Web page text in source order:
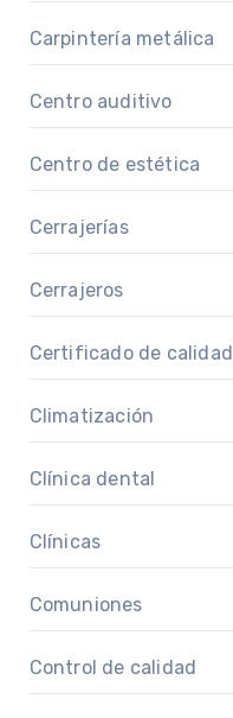
Carpintería metálica
Centro auditivo
Centro de estética
Cerrajerías
Cerrajeros
Certificado de calidad
Climatización
Clínica dental
Clínicas
Comuniones
Control de calidad